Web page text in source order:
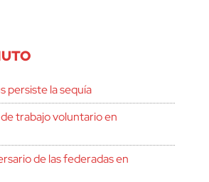
persiste la sequía
trabajo voluntario en
de las federadas en